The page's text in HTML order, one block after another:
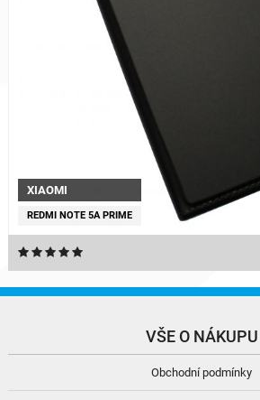
XIAOMI
REDMI NOTE 5A PRIME
VŠE O NÁKUPU
Obchodní podmínky